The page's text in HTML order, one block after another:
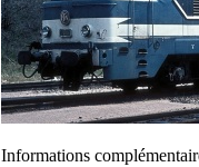
Informations